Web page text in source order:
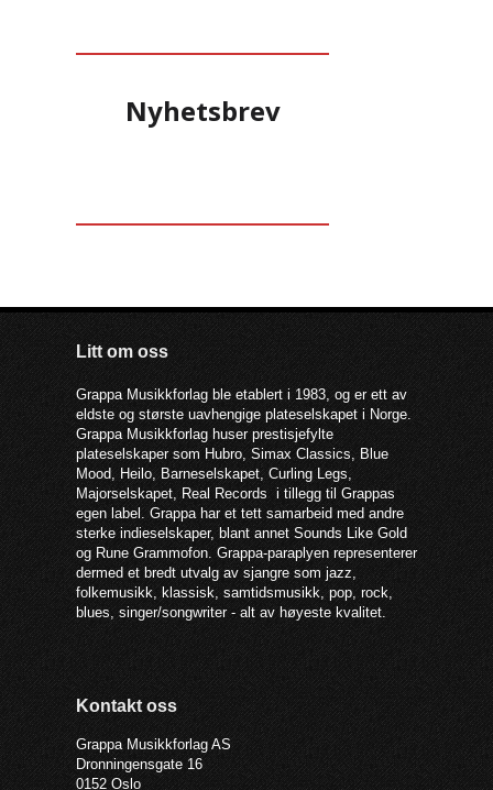
Nyhetsbrev
Litt om oss
Grappa Musikkforlag ble etablert i 1983, og er ett av
eldste og største uavhengige plateselskapet i Norge.
Grappa Musikkforlag huser prestisjefylte
plateselskaper som Hubro, Simax Classics, Blue
Mood, Heilo, Barneselskapet, Curling Legs,
Majorselskapet, Real Records i tillegg til Grappas
egen label. Grappa har et tett samarbeid med andre
sterke indieselskaper, blant annet Sounds Like Gold
og Rune Grammofon. Grappa-paraplyen representerer
dermed et bredt utvalg av sjangre som jazz,
folkemusikk, klassisk, samtidsmusikk, pop, rock,
blues, singer/songwriter - alt av høyeste kvalitet.
Kontakt oss
Grappa Musikkforlag AS
Dronningensgate 16
0152 Oslo